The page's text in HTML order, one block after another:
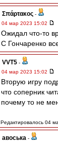
Σπάρτακος -
04 мар 2023 15:02
Ожидал что-то
С Гончаренко
VVT5 -
04 мар 2023 15:02
Вторую игру
что соперник
почему то не
Редактировалось 04
авоська -